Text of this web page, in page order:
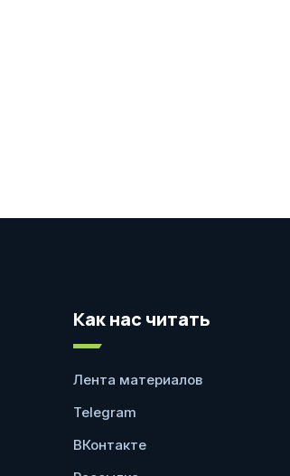
Как нас читать
Лента материалов
Telegram
ВКонтакте